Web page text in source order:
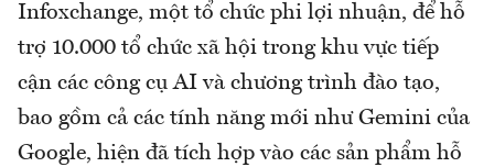
Infoxchange, một tổ chức phi lợi nhuận, để hỗ
trợ 10.000 tổ chức xã hội trong khu vực tiếp
cận các công cụ AI và chương trình đào tạo,
bao gồm cả các tính năng mới như Gemini của
Google, hiện đã tích hợp vào các sản phẩm hỗ